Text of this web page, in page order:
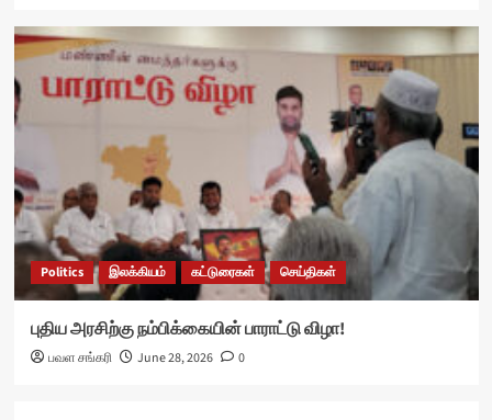
Politics இலக்கியம் கட்டுரைகள் செய்திகள்
புதிய அரசிற்கு நம்பிக்கையின் பாராட்டு விழா!
பவள சங்கரி June 28, 2026 0